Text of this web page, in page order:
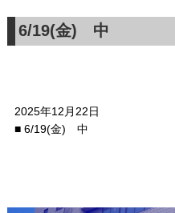
6/19(金) 中
2025年12月22日
■ 6/19(金) 中